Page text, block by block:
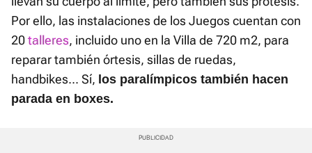
Por ello, las instalaciones de los Juegos cuentan con
20talleres, incluido uno en la Villa de 720 m2, para
reparar también órtesis, sillas de ruedas,
handbikes... Sí, los paralímpicos también hacen
parada en boxes.